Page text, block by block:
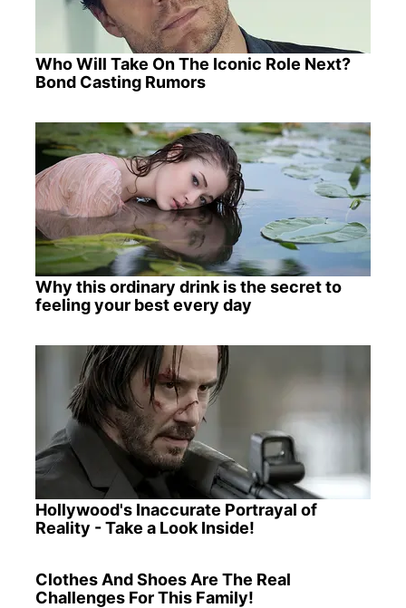
Who Will Take On The Iconic Role Next?
Bond Casting Rumors
Why this ordinary drink is the secret to
feeling your best every day
Hollywood's Inaccurate Portrayal of
Reality - Take a Look Inside!
Clothes And Shoes Are The Real
Challenges For This Family!